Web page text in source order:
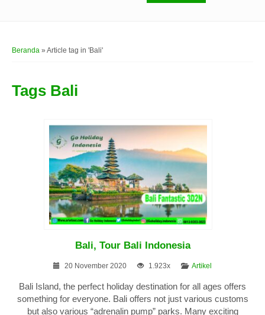
Beranda » Article tag in 'Bali'
Tags Bali
Bali, Tour Bali Indonesia
20 November 2020 1.923x Artikel
Bali Island, the perfect holiday destination for all ages offers
something for everyone. Bali offers not just various customs
but also various “adrenalin pump” parks. Many exciting